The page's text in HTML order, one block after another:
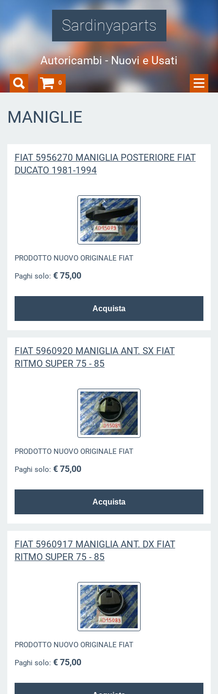
Sardinyaparts
Autoricambi - Nuovi e Usati
MANIGLIE
FIAT 5956270 MANIGLIA POSTERIORE FIAT
DUCATO 1981-1994
PRODOTTO NUOVO ORIGINALE FIAT
Paghi solo: € 75,00
FIAT 5960920 MANIGLIA ANT. SX FIAT
RITMO SUPER 75 - 85
PRODOTTO NUOVO ORIGINALE FIAT
Paghi solo: € 75,00
FIAT 5960917 MANIGLIA ANT. DX FIAT
RITMO SUPER 75 - 85
PRODOTTO NUOVO ORIGINALE FIAT
Paghi solo: € 75,00
0